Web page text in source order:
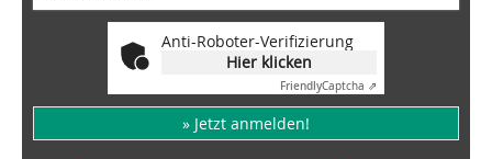
Anti-Roboter-Verifizierung
Hier klicken
FriendlyCaptcha ⇗
» Jetzt anmelden!